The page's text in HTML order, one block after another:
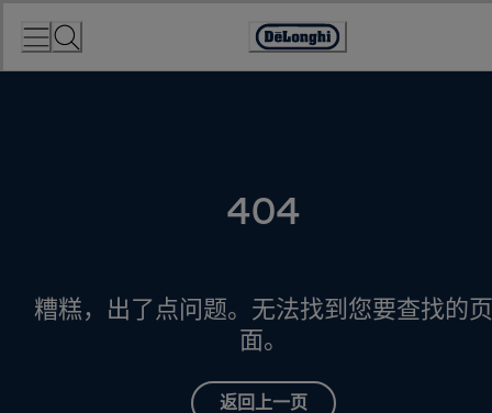
Accessibility
Statement
404
糟糕，出了点问题。无法找到您要查找的页
面。
返回上一页